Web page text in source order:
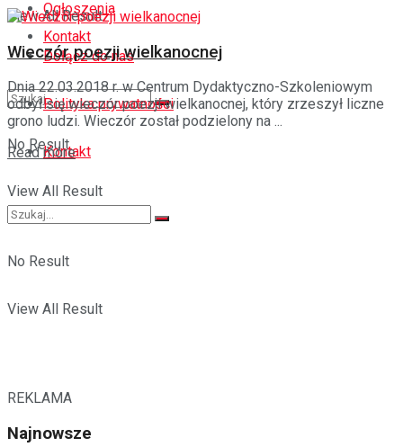
Kontakt
No Result
View All Result
Ogłoszenia
Dołącz do nas
Polityka prywatności
Kontakt
No Result
View All Result
View All Result
Wieczór poezji wielkanocnej
Dnia 22.03.2018 r. w Centrum Dydaktyczno-Szkoleniowym
odbył się wieczór poezji wielkanocnej, który zrzeszył liczne
grono ludzi. Wieczór został podzielony na ...
Read moreDetails
REKLAMA
Najnowsze